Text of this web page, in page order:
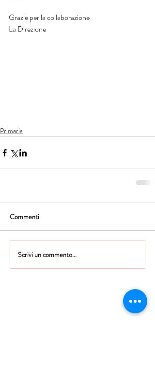
Grazie per la collaborazione
La Direzione
Primaria
Commenti
Scrivi un commento...
CONTATTACI